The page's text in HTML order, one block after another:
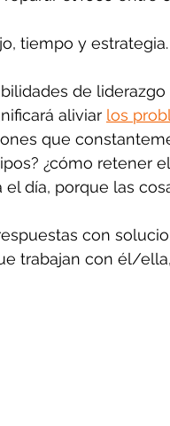
tiempo y estrategia.
de
aliviar los
que
¿cómo retener
día, porque las
con
trabajan con él/